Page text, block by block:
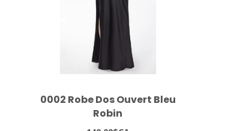
0002 Robe Dos Ouvert Bleu
Robin